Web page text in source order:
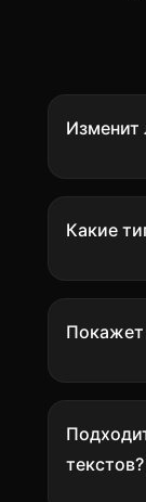
Изменит
Какие
Покажет
текстов?